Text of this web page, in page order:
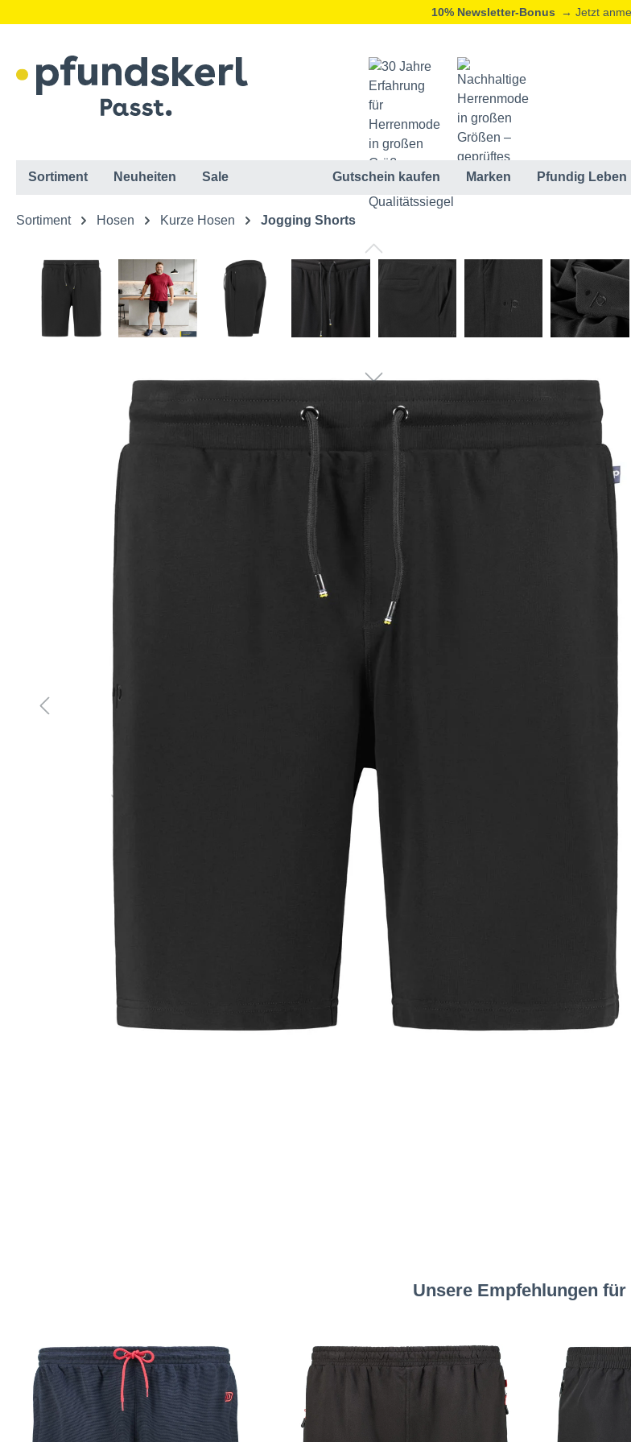
10% Newsletter-Bonus
→ Jetzt
Sortiment Neuheiten Sale Gutschein kaufen Marken Pfundig Leben
Sortiment Hosen Kurze Hosen Jogging Shorts
Unsere Empfehlungen für